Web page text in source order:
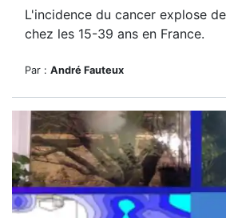
L'incidence du cancer explose
chez les 15-39 ans en France.
Par : André Fauteux